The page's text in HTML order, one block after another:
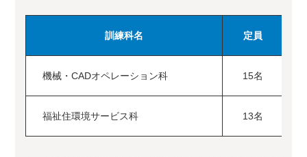
訓練科名 定員
機械・CADオペレーション科 15名
福祉住環境サービス科 13名